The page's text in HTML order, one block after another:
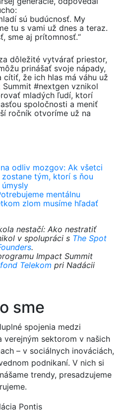
sú budúcnosť. My
tu s vami už dnes a teraz.
sme aj prítomnosť.“
dôležité vytvárať priestor,
prinášať svoje nápady,
že ich hlas má váhu už
#nextgen vznikol
mladých ľudí, ktorí
spoločnosti a meniť
ročník otvoríme už na
odliv mozgov: Ak všetci
tým, ktorí s ňou
úmysly
mentálnu
zlom musíme hľadať
nestačí: Ako nestratiť
v spolupráci s The Spot
.
Impact Summit
Telekom pri Nadácii
sme
spojenia medzi
verejným sektorom v našich
– v sociálnych inováciách,
podnikaní. V nich si
trendy, presadzujeme
Pontis